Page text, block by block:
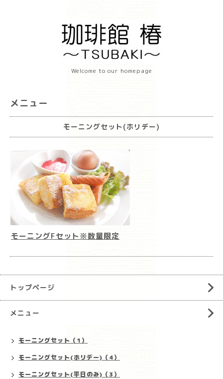
Welcome to our homepage
メニュー
モーニングセット(ホリデー)
モーニングFセット※数量限定
トップページ
メニュー
モーニングセット（1）
モーニングセット(ホリデー)（4）
モーニングセット(平日のみ)（3）